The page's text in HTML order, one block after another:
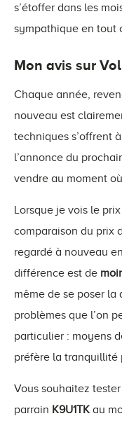
s’étoffer dans les
sympathique en tout
Mon avis sur
Chaque année,
nouveau est
techniques s’offrent
l’annonce du
vendre au moment
Lorsque je vois le
comparaison du prix
regardé à nouveau
différence est de
même de se poser
problèmes que l’on
particulier : moyens
préfère la tranquillité
Vous souhaitez
parrain K9U1TK au